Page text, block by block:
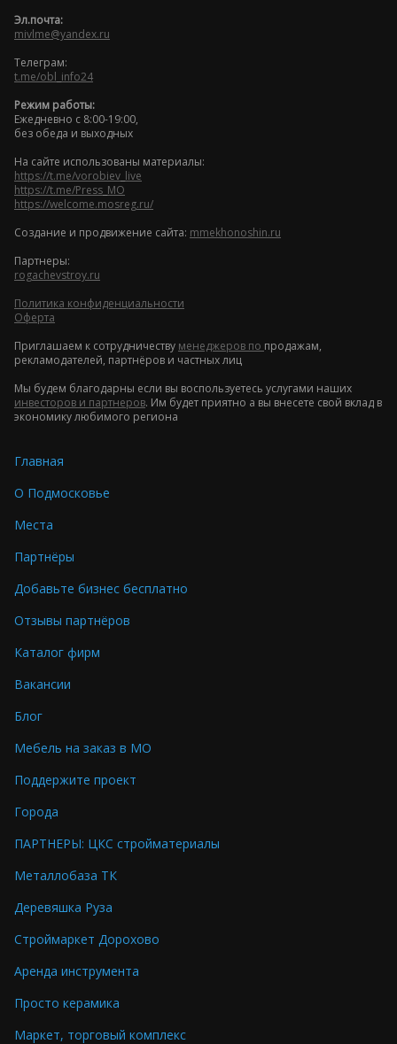
Эл.почта:
mivlme@yandex.ru
Телеграм:
t.me/obl_info24
Режим работы:
Ежедневно с 8:00-19:00,
без обеда и выходных
На сайте использованы материалы:
https://t.me/vorobiev_live
https://t.me/Press_MO
https://welcome.mosreg.ru/
Cоздание и продвижение сайта: mmekhonoshin.ru
Партнеры:
rogachevstroy.ru
Политика конфиденциальности
Оферта
Приглашаем к сотрудничеству менеджеров по продажам,
рекламодателей, партнёров и частных лиц
Мы будем благодарны если вы воспользуетесь услугами наших
инвесторов и партнеров. Им будет приятно а вы внесете свой вклад в
экономику любимого региона
Главная
О Подмосковье
Места
Партнёры
Добавьте бизнес бесплатно
Отзывы партнёров
Каталог фирм
Вакансии
Блог
Мебель на заказ в МО
Поддержите проект
Города
ПАРТНЕРЫ: ЦКС стройматериалы
Металлобаза ТК
Деревяшка Руза
Строймаркет Дорохово
Аренда инструмента
Просто керамика
Маркет, торговый комплекс